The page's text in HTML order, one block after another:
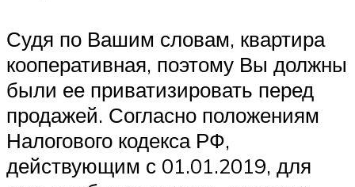
Судя по Вашим словам, квартира
кооперативная, поэтому Вы должны
были ее приватизировать перед
продажей. Согласно положениям
Налогового кодекса РФ,
действующим с 01.01.2019, для